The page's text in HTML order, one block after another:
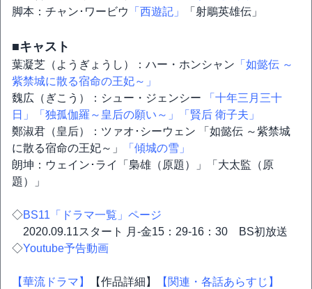
脚本：チャン･ワービウ
「西遊記」 「射鵰英雄伝」
■キャスト
葉凝芝（ようぎょうし）：ハー・ホンシャン 「如懿伝 ～
紫禁城に散る宿命の王妃～」
魏広（ぎこう）：シュー・ジェンシー
「十年三月三十
日」
「独孤伽羅～皇后の願い～」
「賢后 衛子夫」
鄭淑君（皇后）：ツァオ･シーウェン 「如懿伝 ～紫禁城
に散る宿命の王妃～」
「傾城の雪」
朗坤：ウェイン･ライ「梟雄（原題）」「大太監（原
題）」
◇BS11「ドラマ一覧」ページ
2020.09.11スタート 月-金15：29-16：30 BS初放送
◇Youtube予告動画
【華流ドラマ】 【作品詳細】 【関連・各話あらすじ】